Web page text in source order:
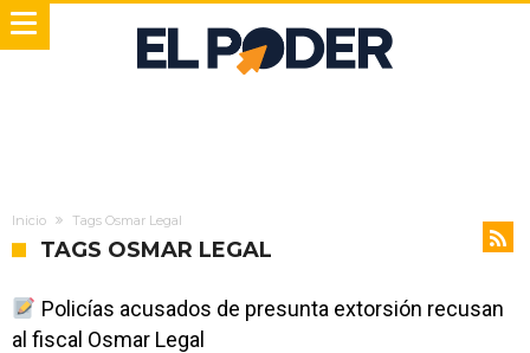
Inicio Tags Osmar Legal
TAGS OSMAR LEGAL
Policías acusados de presunta extorsión recusan
al fiscal Osmar Legal